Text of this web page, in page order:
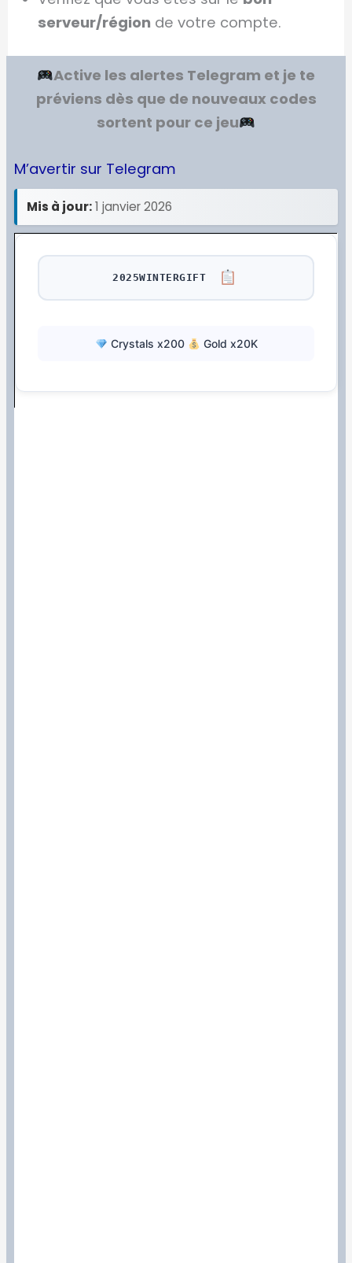
serveur/région de votre compte.
Active les alertes Telegram et je te
préviens dès que de nouveaux codes
sortent pour ce jeu
M’avertir sur Telegram
Mis à jour:1 janvier 2026
2025WINTERGIFT
Crystals x200 Gold x20K